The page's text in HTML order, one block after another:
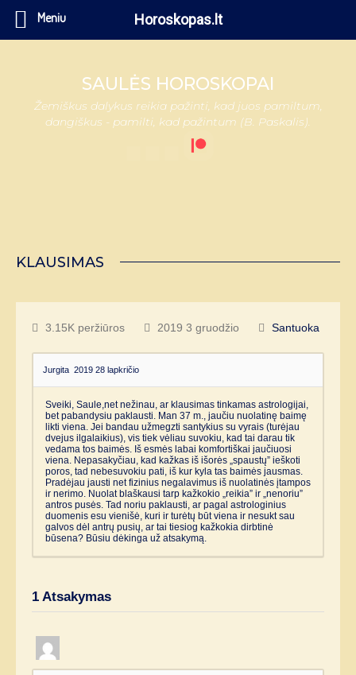
SAULĖS HOROSKOPAI
Žemiškus dalykus reikia pažinti, kad juos pamiltum,
dangiškus - pamilti, kad pažintum (B. Paskalis).
KLAUSIMAS
3.15K peržiūros 2019 3 gruodžio Santuoka
Jurgita 2019 28 lapkričio
Sveiki, Saule,net nežinau, ar klausimas tinkamas astrologijai,
bet pabandysiu paklausti. Man 37 m., jaučiu nuolatinę baimę
likti viena. Jei bandau užmegzti santykius su vyrais (turėjau
dvejus ilgalaikius), vis tiek vėliau suvokiu, kad tai darau tik
vedama tos baimės. Iš esmės labai komfortiškai jaučiuosi
viena. Nepasakyčiau, kad kažkas iš išorės „spaustų” ieškoti
poros, tad nebesuvokiu pati, iš kur kyla tas baimės jausmas.
Pradėjau jausti net fizinius negalavimus iš nuolatinės įtampos
ir nerimo. Nuolat blaškausi tarp kažkokio „reikia” ir „nenoriu”
antros pusės. Tad noriu paklausti, ar pagal astrologinius
duomenis esu vienišė, kuri ir turėtų būt viena ir nesukt sau
galvos dėl antrų pusių, ar tai tiesiog kažkokia dirbtinė
būsena? Būsiu dėkinga už atsakymą.
1 Atsakymas
Meniu Horoskopas.lt